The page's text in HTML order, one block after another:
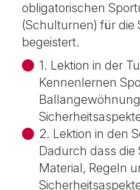
obligatorischen
(Schulturnen) für die
begeistert.
1. Lektion in der
Kennenlernen
2. Lektion in den
Dadurch dass die
Material, Regeln